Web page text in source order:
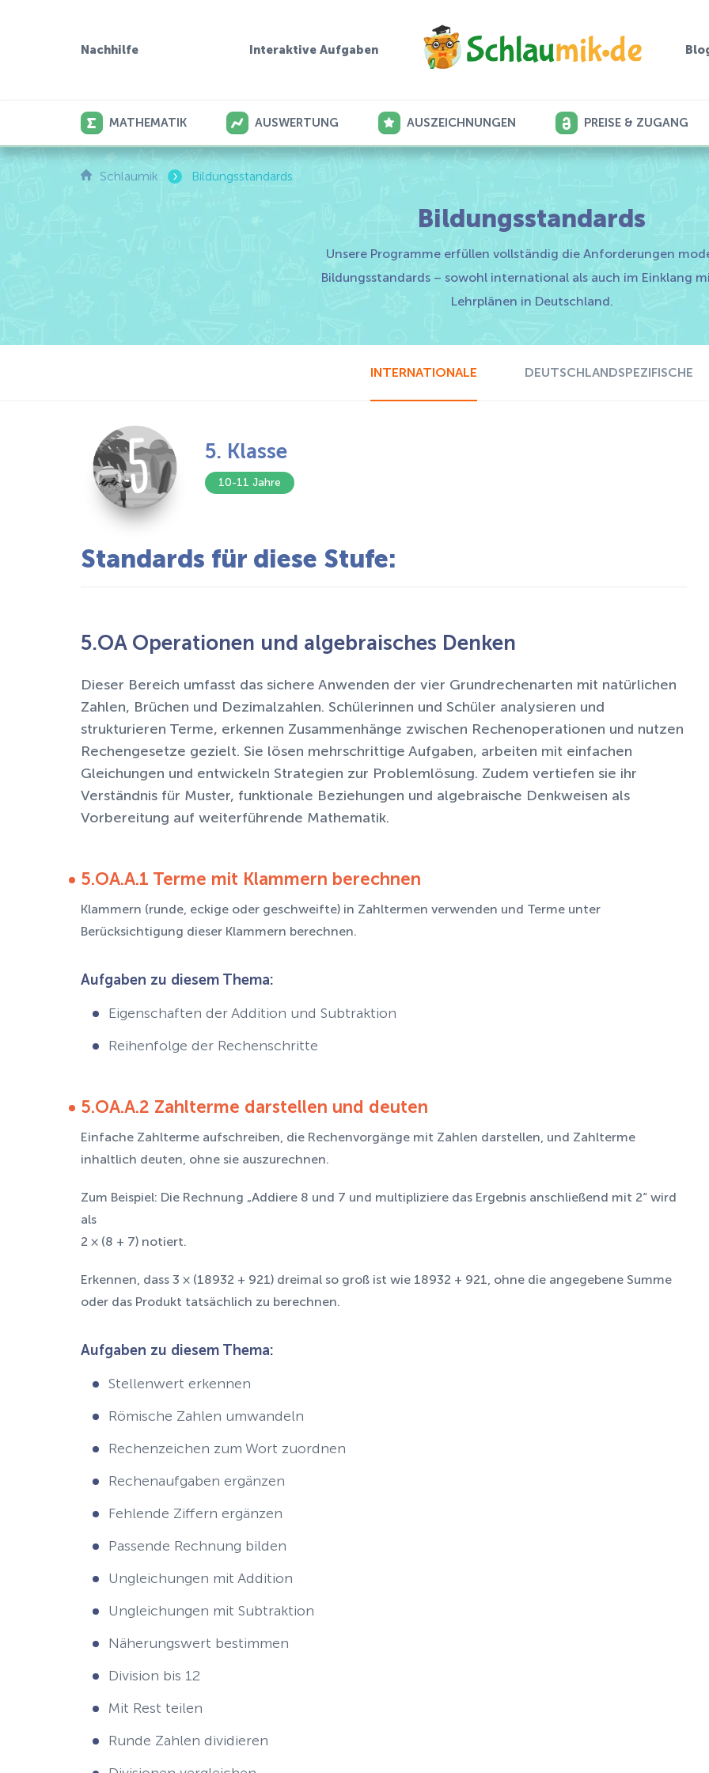
Nachhilfe Interaktive Aufgaben
MATHEMATIK AUSWERTUNG AUSZEICHNUNGEN PREISE & ZUGANG
Schlaumik › Bildungsstandards
Bildungsstandards
Unsere Programme erfüllen vollständig die Anforderungen
Bildungsstandards – sowohl international als auch im Einklang
Lehrplänen in Deutschland.
INTERNATIONALE DEUTSCHLANDSPEZIFISCHE
5. Klasse
10-11 Jahre
Standards für diese Stufe:
5.OA Operationen und algebraisches Denken
Dieser Bereich umfasst das sichere Anwenden der vier Grundrechenarten mit natürlichen
Zahlen, Brüchen und Dezimalzahlen. Schülerinnen und Schüler analysieren und
strukturieren Terme, erkennen Zusammenhänge zwischen Rechenoperationen und nutzen
Rechengesetze gezielt. Sie lösen mehrschrittige Aufgaben, arbeiten mit einfachen
Gleichungen und entwickeln Strategien zur Problemlösung. Zudem vertiefen sie ihr
Verständnis für Muster, funktionale Beziehungen und algebraische Denkweisen als
Vorbereitung auf weiterführende Mathematik.
5.OA.A.1 Terme mit Klammern berechnen
Klammern (runde, eckige oder geschweifte) in Zahltermen verwenden und Terme unter
Berücksichtigung dieser Klammern berechnen.
Aufgaben zu diesem Thema:
Eigenschaften der Addition und Subtraktion
Reihenfolge der Rechenschritte
5.OA.A.2 Zahlterme darstellen und deuten
Einfache Zahlterme aufschreiben, die Rechenvorgänge mit Zahlen darstellen, und Zahlterme
inhaltlich deuten, ohne sie auszurechnen.
Zum Beispiel: Die Rechnung „Addiere 8 und 7 und multipliziere das Ergebnis anschließend mit 2“ wird
als
2 × (8 + 7) notiert.
Erkennen, dass 3 × (18932 + 921) dreimal so groß ist wie 18932 + 921, ohne die angegebene Summe
oder das Produkt tatsächlich zu berechnen.
Aufgaben zu diesem Thema:
Stellenwert erkennen
Römische Zahlen umwandeln
Rechenzeichen zum Wort zuordnen
Rechenaufgaben ergänzen
Fehlende Ziffern ergänzen
Passende Rechnung bilden
Ungleichungen mit Addition
Ungleichungen mit Subtraktion
Näherungswert bestimmen
Division bis 12
Mit Rest teilen
Runde Zahlen dividieren